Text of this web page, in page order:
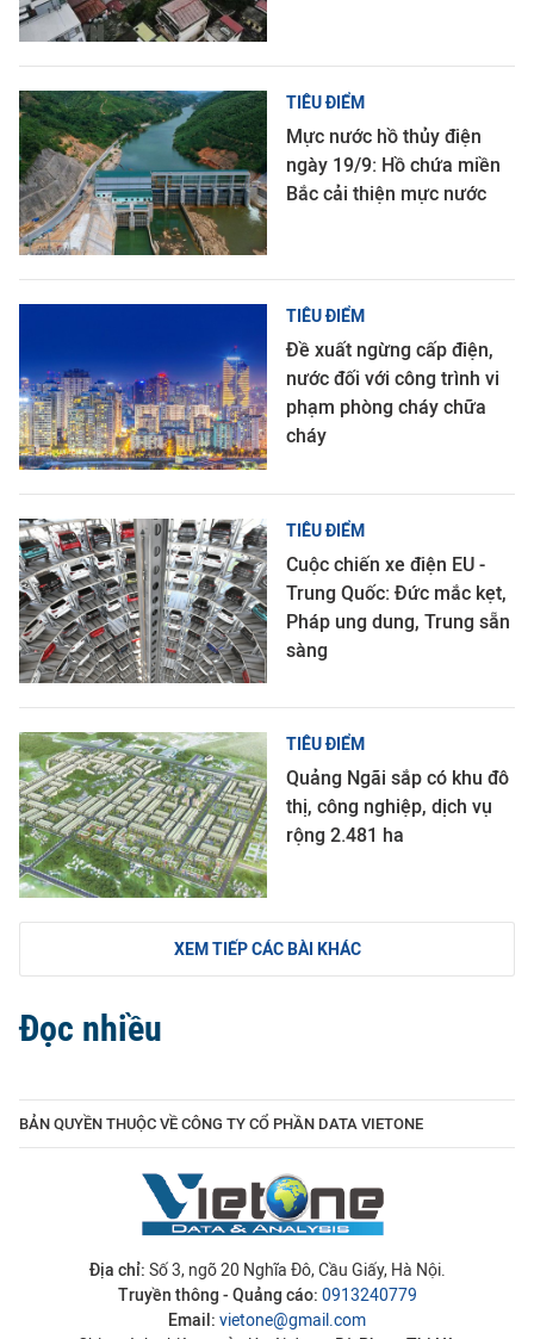
TIÊU ĐIỂM
Mực nước hồ thủy điện
ngày 19/9: Hồ chứa miền
Bắc cải thiện mực nước
TIÊU ĐIỂM
Đề xuất ngừng cấp điện,
nước đối với công trình vi
phạm phòng cháy chữa
cháy
TIÊU ĐIỂM
Cuộc chiến xe điện EU -
Trung Quốc: Đức mắc kẹt,
Pháp ung dung, Trung sẵn
sàng
TIÊU ĐIỂM
Quảng Ngãi sắp có khu đô
thị, công nghiệp, dịch vụ
rộng 2.481 ha
XEM TIẾP CÁC BÀI KHÁC
Đọc nhiều
BẢN QUYỀN THUỘC VỀ CÔNG TY CỔ PHẦN DATA VIETONE
Địa chỉ: Số 3, ngõ 20 Nghĩa Đô, Cầu Giấy, Hà Nội.
Truyền thông - Quảng cáo: 0913240779
Email: vietone@gmail.com